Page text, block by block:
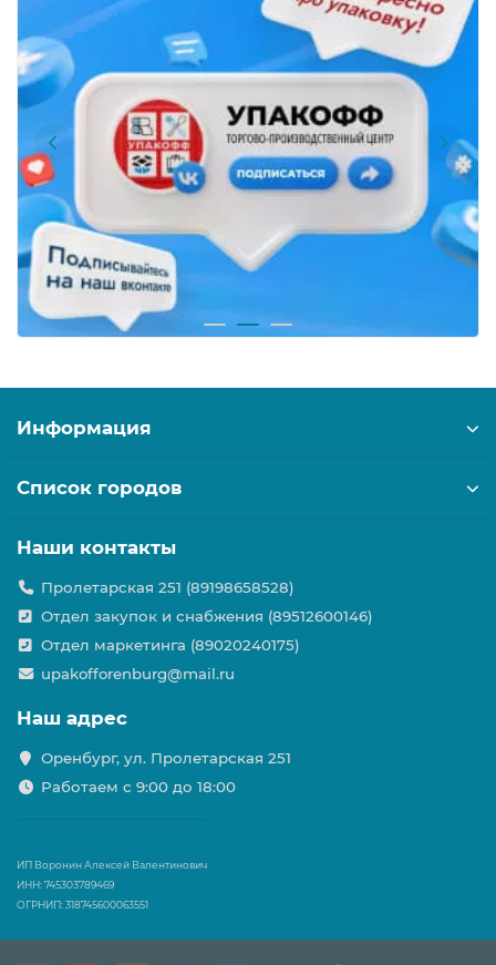
Информация
Список городов
Наши контакты
Пролетарская 251 (89198658528)
Отдел закупок и снабжения (89512600146)
Отдел маркетинга (89020240175)
upakofforenburg@mail.ru
Наш адрес
Оренбург, ул. Пролетарская 251
Работаем с 9:00 до 18:00
ИП Воронин Алексей Валентинович
ИНН: 745303789469
ОГРНИП: 318745600063551